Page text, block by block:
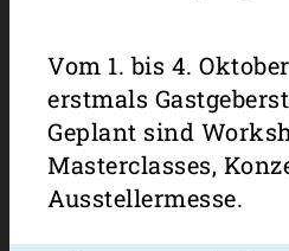
Vom 1. bis 4.
erstmals
Geplant sind
Masterclasses,
Ausstellermesse.